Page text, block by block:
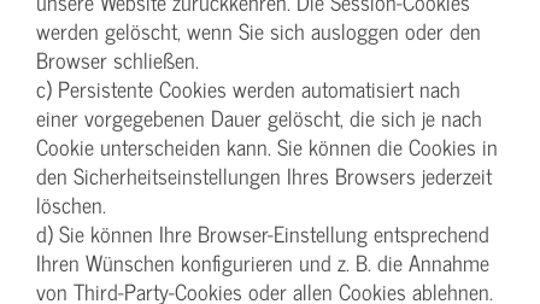
werden gelöscht, wenn Sie sich ausloggen oder den
Browser schließen.
c) Persistente Cookies werden automatisiert nach
einer vorgegebenen Dauer gelöscht, die sich je nach
Cookie unterscheiden kann. Sie können die Cookies in
den Sicherheitseinstellungen Ihres Browsers jederzeit
löschen.
d) Sie können Ihre Browser-Einstellung entsprechend
Ihren Wünschen konfigurieren und z. B. die Annahme
von Third-Party-Cookies oder allen Cookies ablehnen.